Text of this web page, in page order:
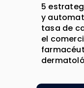
5
y
tasa de
el